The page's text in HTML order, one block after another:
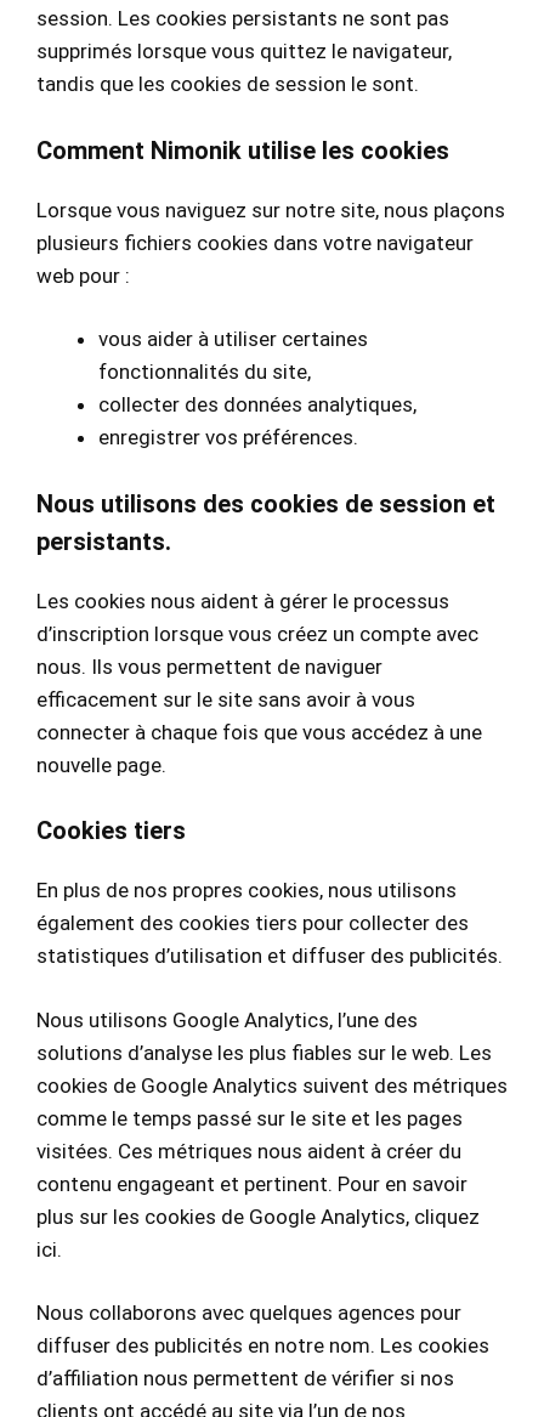
session. Les cookies persistants ne sont pas
supprimés lorsque vous quittez le navigateur,
tandis que les cookies de session le sont.
Comment Nimonik utilise les cookies
Lorsque vous naviguez sur notre site, nous plaçons
plusieurs fichiers cookies dans votre navigateur
web pour :
vous aider à utiliser certaines
fonctionnalités du site,
collecter des données analytiques,
enregistrer vos préférences.
Nous utilisons des cookies de session et
persistants.
Les cookies nous aident à gérer le processus
d’inscription lorsque vous créez un compte avec
nous. Ils vous permettent de naviguer
efficacement sur le site sans avoir à vous
connecter à chaque fois que vous accédez à une
nouvelle page.
Cookies tiers
En plus de nos propres cookies, nous utilisons
également des cookies tiers pour collecter des
statistiques d’utilisation et diffuser des publicités.
Nous utilisons Google Analytics, l’une des
solutions d’analyse les plus fiables sur le web. Les
cookies de Google Analytics suivent des métriques
comme le temps passé sur le site et les pages
visitées. Ces métriques nous aident à créer du
contenu engageant et pertinent. Pour en savoir
plus sur les cookies de Google Analytics, cliquez
ici.
Nous collaborons avec quelques agences pour
diffuser des publicités en notre nom. Les cookies
d’affiliation nous permettent de vérifier si nos
clients ont accédé au site via l’un de nos